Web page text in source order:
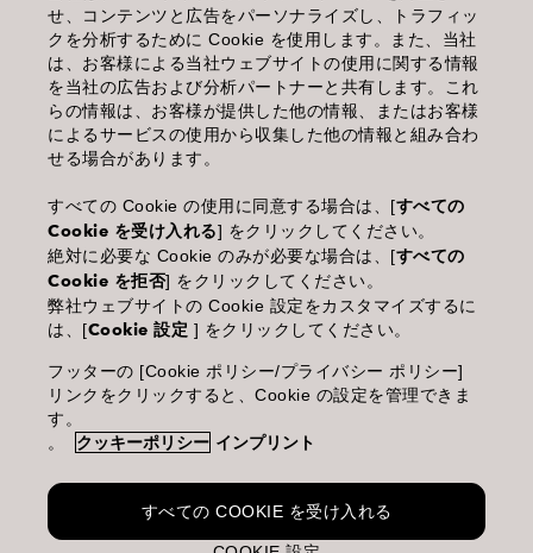
利用規約
個人情報保護指針
化粧品等の使用上の注意
(土・日・休日を除く 9:00-12:00 / 13:00-17:00)
※年末年始休業；12/30~1/4
Goldwell is part of Kao Salon Division.
Making life beautiful for salons, stylists and their clients.
せ、コンテンツと広告をパーソナライズし、トラフィッ
クを分析するために Cookie を使用します。また、当社
は、お客様による当社ウェブサイトの使用に関する情報
を当社の広告および分析パートナーと共有します。これ
らの情報は、お客様が提供した他の情報、またはお客様
によるサービスの使用から収集した他の情報と組み合わ
せる場合があります。
すべての Cookie の使用に同意する場合は、[すべての
Cookie を受け入れる] をクリックしてください。
絶対に必要な Cookie のみが必要な場合は、[すべての
Cookie を拒否] をクリックしてください。
弊社ウェブサイトの Cookie 設定をカスタマイズするに
は、[Cookie 設定 ] をクリックしてください。
フッターの [Cookie ポリシー/プライバシー ポリシー]
リンクをクリックすると、Cookie の設定を管理できま
す。
。
クッキーポリシー インプリント
すべての COOKIE を受け入れる